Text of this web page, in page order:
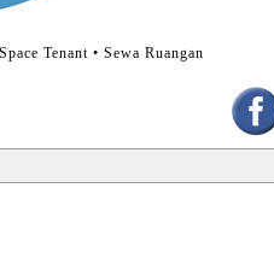
Tenant • Sewa Ruangan